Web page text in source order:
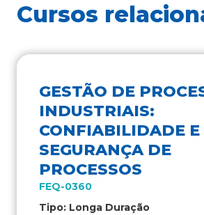
Cursos
GESTÃO DE
INDUSTRIAIS:
CONFIABILIDADE E
SEGURANÇA DE
PROCESSOS
FEQ-0360
Tipo: Longa Duração